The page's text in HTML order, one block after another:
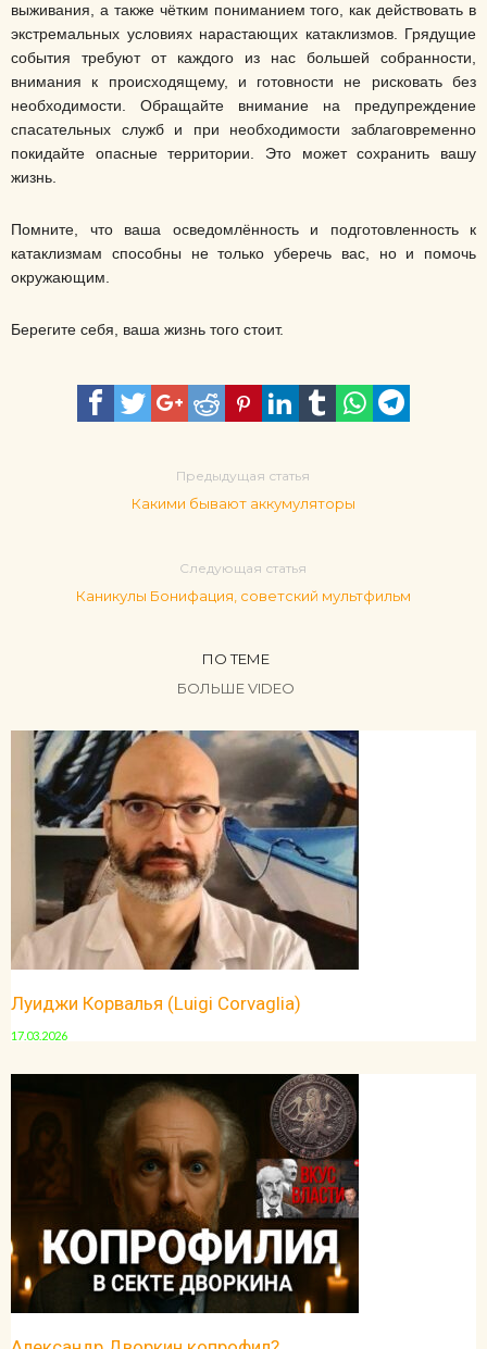
выживания, а также чётким пониманием того, как действовать в
экстремальных условиях нарастающих катаклизмов. Грядущие
события требуют от каждого из нас большей собранности,
внимания к происходящему, и готовности не рисковать без
необходимости. Обращайте внимание на предупреждение
спасательных служб и при необходимости заблаговременно
покидайте опасные территории. Это может сохранить вашу
жизнь.
Помните, что ваша осведомлённость и подготовленность к
катаклизмам способны не только уберечь вас, но и помочь
окружающим.
Берегите себя, ваша жизнь того стоит.
Предыдущая статья
Какими бывают аккумуляторы
Следующая статья
Каникулы Бонифация, советский мультфильм
ПО ТЕМЕ
БОЛЬШЕ VIDEO
Луиджи Корвалья (Luigi Corvaglia)
17.03.2026